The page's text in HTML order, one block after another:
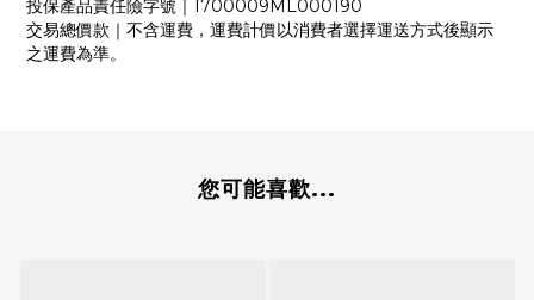
投保產品責任險字號｜1700009ML000190
交易總價款｜不含運費，運費計價以消費者選擇運送方式後顯示
之運費為準。
您可能喜歡...